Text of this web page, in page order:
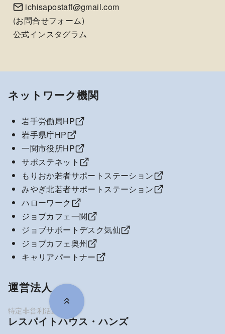
ichisapostaff@gmail.com
(お問合せフォーム)
公式インスタグラム
ネットワーク機関
岩手労働局HP
岩手県庁HP
一関市役所HP
サポステネット
もりおか若者サポートステーション
みやぎ北若者サポートステーション
ハローワーク
ジョブカフェ一関
ジョブサポートデスク気仙
ジョブカフェ奥州
キャリアパートナー
運営法人
レスパイトハウス・ハンズ